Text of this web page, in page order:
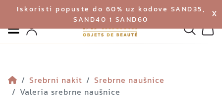
Iskoristi popuste do 60% uz kodove SAND35,
SAND40 i SAND60
X
Izbornik
Profil
Srebrni nakit
Srebrne naušnice
Valeria srebrne naušnice